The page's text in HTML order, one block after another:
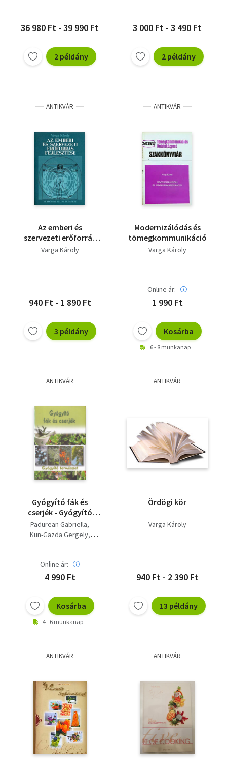
36 980 Ft - 39 990 Ft
2 példány
3 000 Ft - 3 490 Ft
2 példány
ANTIKVÁR
Az emberi és
szervezeti erőforrás
fejlesztése
Varga Károly
940 Ft - 1 890 Ft
3 példány
ANTIKVÁR
Modernizálódás és
tömegkommunikáció
Varga Károly
Online ár:
1 990 Ft
Kosárba
6 - 8 munkanap
ANTIKVÁR
Gyógyító fák és
cserjék - Gyógyító
természet 4.
Padurean Gabriella
Kun-Gazda Gergely
Online ár:
4 990 Ft
Kosárba
4 - 6 munkanap
ANTIKVÁR
Ördögi kör
Varga Károly
940 Ft - 2 390 Ft
13 példány
ANTIKVÁR ANTIKVÁR